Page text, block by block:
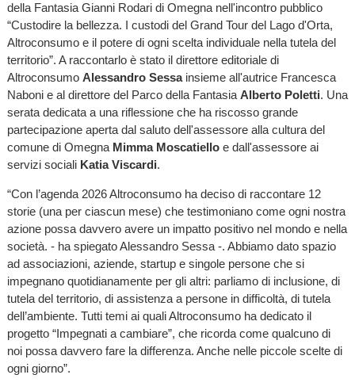
della Fantasia Gianni Rodari di Omegna nell'incontro pubblico
“Custodire la bellezza. I custodi del Grand Tour del Lago d'Orta,
Altroconsumo e il potere di ogni scelta individuale nella tutela del
territorio”. A raccontarlo è stato il direttore editoriale di
Altroconsumo Alessandro Sessainsieme all'autrice Francesca
Naboni e al direttore del Parco della Fantasia Alberto Poletti. Una
serata dedicata a una riflessione che ha riscosso grande
partecipazione aperta dal saluto dell'assessore alla cultura del
comune di Omegna Mimma Moscatielloe dall'assessore ai
servizi sociali Katia Viscardi.
“Con l’agenda 2026 Altroconsumo ha deciso di raccontare 12
storie (una per ciascun mese) che testimoniano come ogni nostra
azione possa davvero avere un impatto positivo nel mondo e nella
società. - ha spiegato Alessandro Sessa -. Abbiamo dato spazio
ad associazioni, aziende, startup e singole persone che si
impegnano quotidianamente per gli altri: parliamo di inclusione, di
tutela del territorio, di assistenza a persone in difficoltà, di tutela
dell’ambiente. Tutti temi ai quali Altroconsumo ha dedicato il
progetto “Impegnati a cambiare”, che ricorda come qualcuno di
noi possa davvero fare la differenza. Anche nelle piccole scelte di
ogni giorno”.